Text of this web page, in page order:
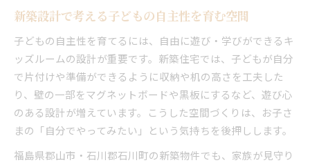
新築設計で考える子どもの自主性を育む空間
子どもの自主性を育てるには、自由に遊び・学びができるキ
ッズルームの設計が重要です。新築住宅では、子どもが自分
で片付けや準備ができるように収納や机の高さを工夫した
り、壁の一部をマグネットボードや黒板にするなど、遊び心
のある設計が増えています。こうした空間づくりは、お子さ
まの「自分でやってみたい」という気持ちを後押しします。
福島県郡山市・石川郡石川町の新築物件でも、家族が見守り